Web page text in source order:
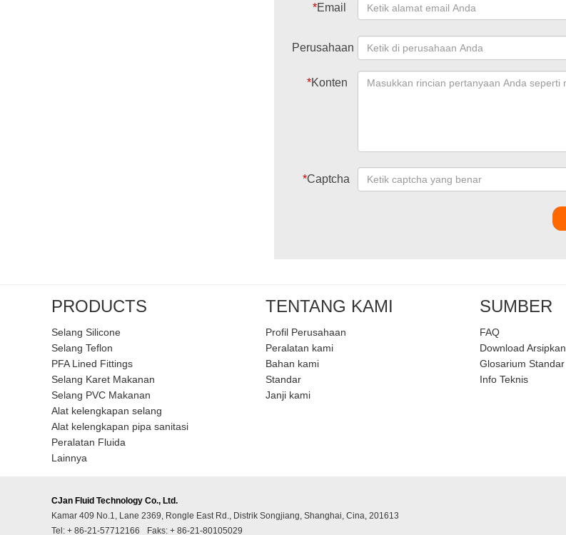
*Email
Perusahaan
*Konten
*Captcha
PRODUCTS
Selang Silicone
Selang Teflon
PFA Lined Fittings
Selang Karet Makanan
Selang PVC Makanan
Alat kelengkapan selang
Alat kelengkapan pipa sanitasi
Peralatan Fluida
Lainnya
TENTANG KAMI
Profil Perusahaan
Peralatan kami
Bahan kami
Standar
Janji kami
SUMBER
FAQ
Download Arsipkan
Glosarium Standar
Info Teknis
CJan Fluid Technology Co., Ltd.
Kamar 409 No.1, Lane 2369, Rongle East Rd., Distrik Songjiang, Shanghai, Cina, 201613
Tel: + 86-21-57712166
Faks: + 86-21-80105029